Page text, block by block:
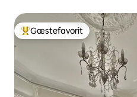
Bedste gæstefavorit
Gæstefavorit